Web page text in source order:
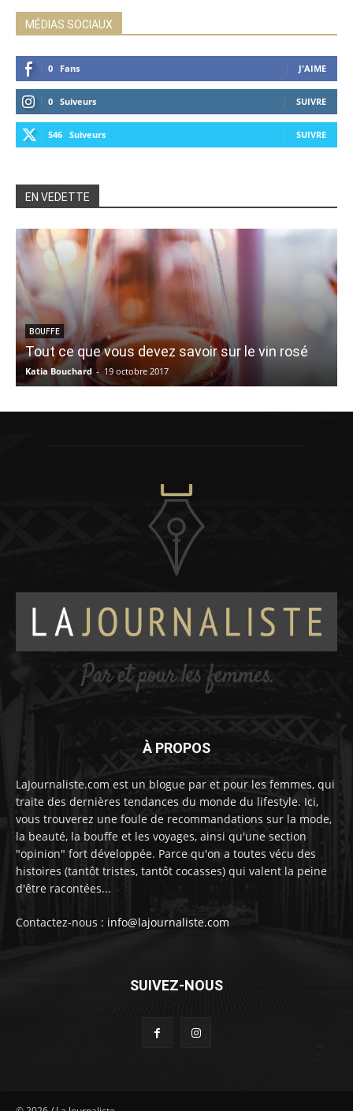
MÉDIAS SOCIAUX
0 Fans J'AIME
0 Suiveurs SUIVRE
546 Suiveurs SUIVRE
EN VEDETTE
BOUFFE
Tout ce que vous devez savoir sur le vin rosé
Katia Bouchard - 19 octobre 2017
À PROPOS
LaJournaliste.com est un blogue par et pour les femmes, qui
traite des dernières tendances du monde du lifestyle. Ici,
vous trouverez une foule de recommandations sur la mode,
la beauté, la bouffe et les voyages, ainsi qu'une section
"opinion" fort développée. Parce qu'on a toutes vécu des
histoires (tantôt tristes, tantôt cocasses) qui valent la peine
d'être racontées...
Contactez-nous : info@lajournaliste.com
SUIVEZ-NOUS